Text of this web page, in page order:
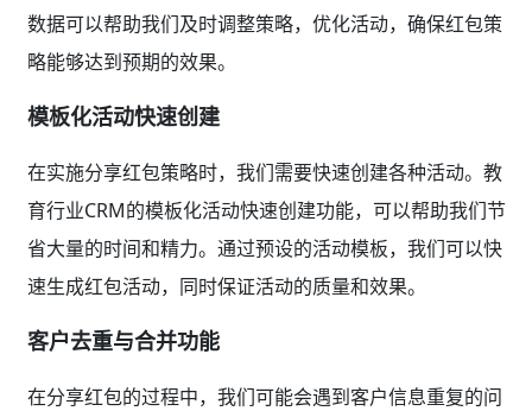
数据可以帮助我们及时调整策略，优化活动，确保红包策
略能够达到预期的效果。
模板化活动快速创建
在实施分享红包策略时，我们需要快速创建各种活动。教
育行业CRM的模板化活动快速创建功能，可以帮助我们节
省大量的时间和精力。通过预设的活动模板，我们可以快
速生成红包活动，同时保证活动的质量和效果。
客户去重与合并功能
在分享红包的过程中，我们可能会遇到客户信息重复的问